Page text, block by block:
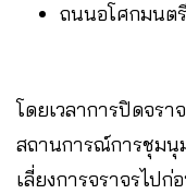
ถนนอโศกมนต
โดยเวลาการปิดจร
สถานการณ์การชุมนุ
เลี่ยงการจราจรไป